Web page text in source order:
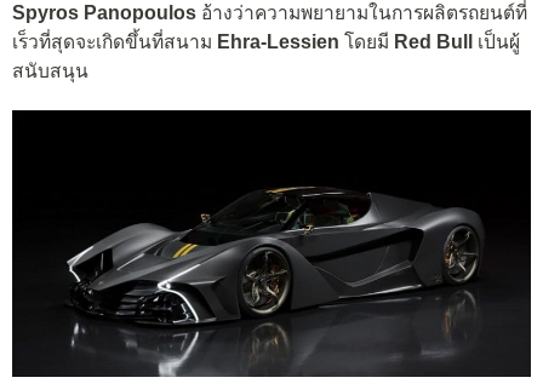
Spyros Panopoulos อ้างว่าความพยายามในการผลิตรถยนต์ที่
เร็วที่สุดจะเกิดขึ้นที่สนาม Ehra-Lessien โดยมี Red Bull
เป็นผู้
สนับสนุน